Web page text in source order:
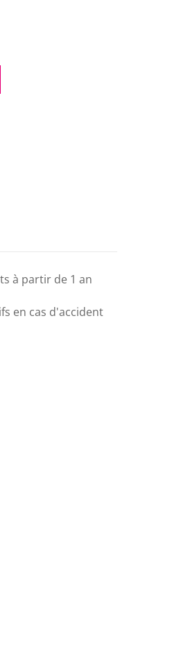
à partir de 1 an
en cas d'accident